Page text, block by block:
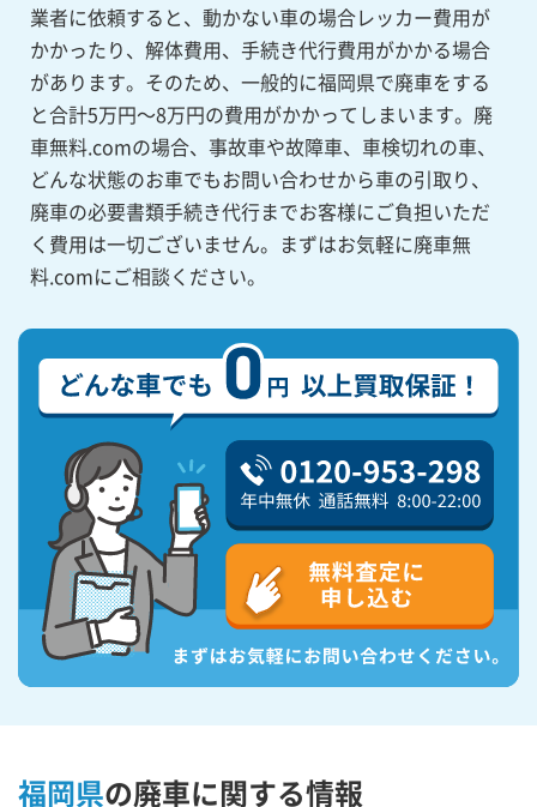
業者に依頼すると、動かない車の場合レッカー費用が
かかったり、解体費用、手続き代行費用がかかる場合
があります。そのため、一般的に福岡県で廃車をする
と合計5万円～8万円の費用がかかってしまいます。廃
車無料.comの場合、事故車や故障車、車検切れの車、
どんな状態のお車でもお問い合わせから車の引取り、
廃車の必要書類手続き代行までお客様にご負担いただ
く費用は一切ございません。まずはお気軽に廃車無
料.comにご相談ください。
福岡県の廃車に関する情報